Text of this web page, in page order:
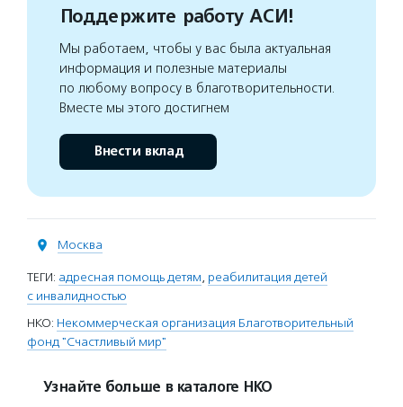
Поддержите работу АСИ!
Мы работаем, чтобы у вас была актуальная
информация и полезные материалы
по любому вопросу в благотворительности.
Вместе мы этого достигнем
Внести вклад
Москва
ТЕГИ: адресная помощь детям, реабилитация детей
с инвалидностью
НКО: Некоммерческая организация Благотворительный
фонд "Счастливый мир"
Узнайте больше в каталоге НКО